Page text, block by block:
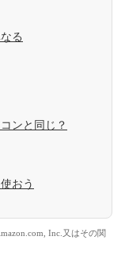
る
ンと同じ？
おう
Inc.又はその関